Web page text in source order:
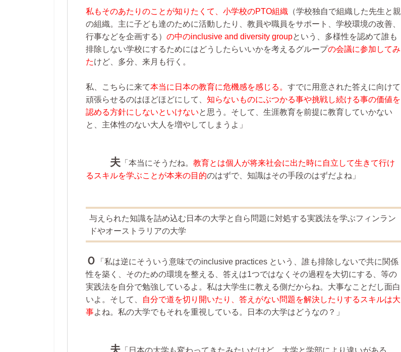
私もそのあたりのことが知りたくて、小学校のPTO組織 （学校独自で組織した先生と親
の組織。主に子ども達のために活動したり、教員や職員をサポート、学校環境の改善、
行事などを企画する） の中のinclusive and diversity groupという、多様性を認めて誰も
排除しない学校にするためにはどうしたらいいかを考えるグループの会議に参加してみ
たけど、多分、来月も行く。
私、こちらに来て本当に日本の教育に危機感を感じる。 すでに用意された答えに向けて
頑張らせるのはほどほどにして、 知らないものにぶつかる事や挑戦し続ける事の価値を
認める方針にしないといけないと思う。そして、生涯教育を前提に教育していかない
と、主体性のない大人を増やしてしまうよ」
夫 「本当にそうだね。 教育とは個人が将来社会に出た時に自立して生きて行け
るスキルを学ぶことが本来の目的のはずで、知識はその手段のはずだよね」
与えられた知識を詰め込む日本の大学と自ら問題に対処する実践法を学ぶフィンラン
ドやオーストラリアの大学
Ｏ
「私は逆にそういう意味でのinclusive practices という、誰も排除しないで共に関係
性を築く、そのための環境を整える、答えは1つではなくその過程を大切にする、等の
実践法を自分で勉強しているよ。私は大学生に教える側だからね。大事なことだし面白
いよ。そして、
自分で道を切り開いたり、答えがない問題を解決したりするスキルは大
事よね。私の大学でもそれを重視している。日本の大学はどうなの？」